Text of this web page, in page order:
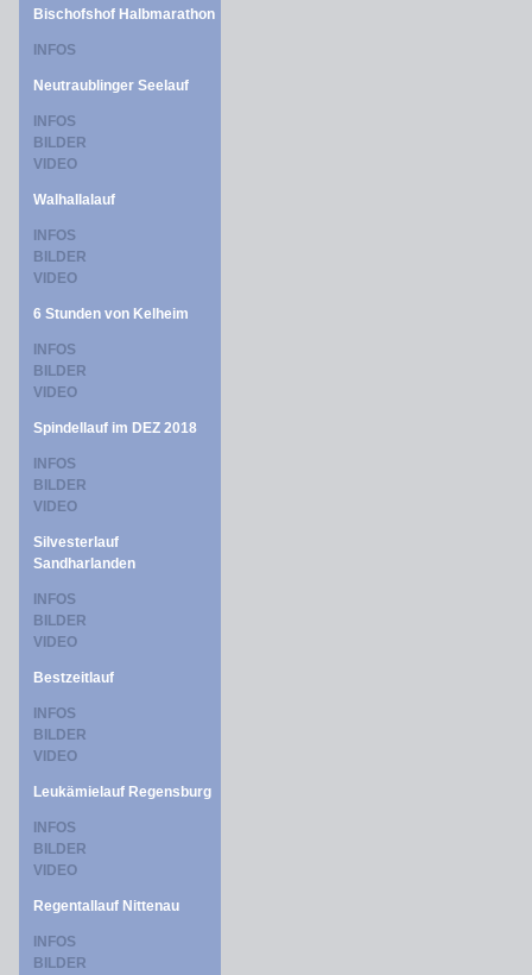
Bischofshof Halbmarathon
INFOS
Neutraublinger Seelauf
INFOS
BILDER
VIDEO
Walhallalauf
INFOS
BILDER
VIDEO
6 Stunden von Kelheim
INFOS
BILDER
VIDEO
Spindellauf im DEZ 2018
INFOS
BILDER
VIDEO
Silvesterlauf
Sandharlanden
INFOS
BILDER
VIDEO
Bestzeitlauf
INFOS
BILDER
VIDEO
Leukämielauf Regensburg
INFOS
BILDER
VIDEO
Regentallauf Nittenau
INFOS
BILDER